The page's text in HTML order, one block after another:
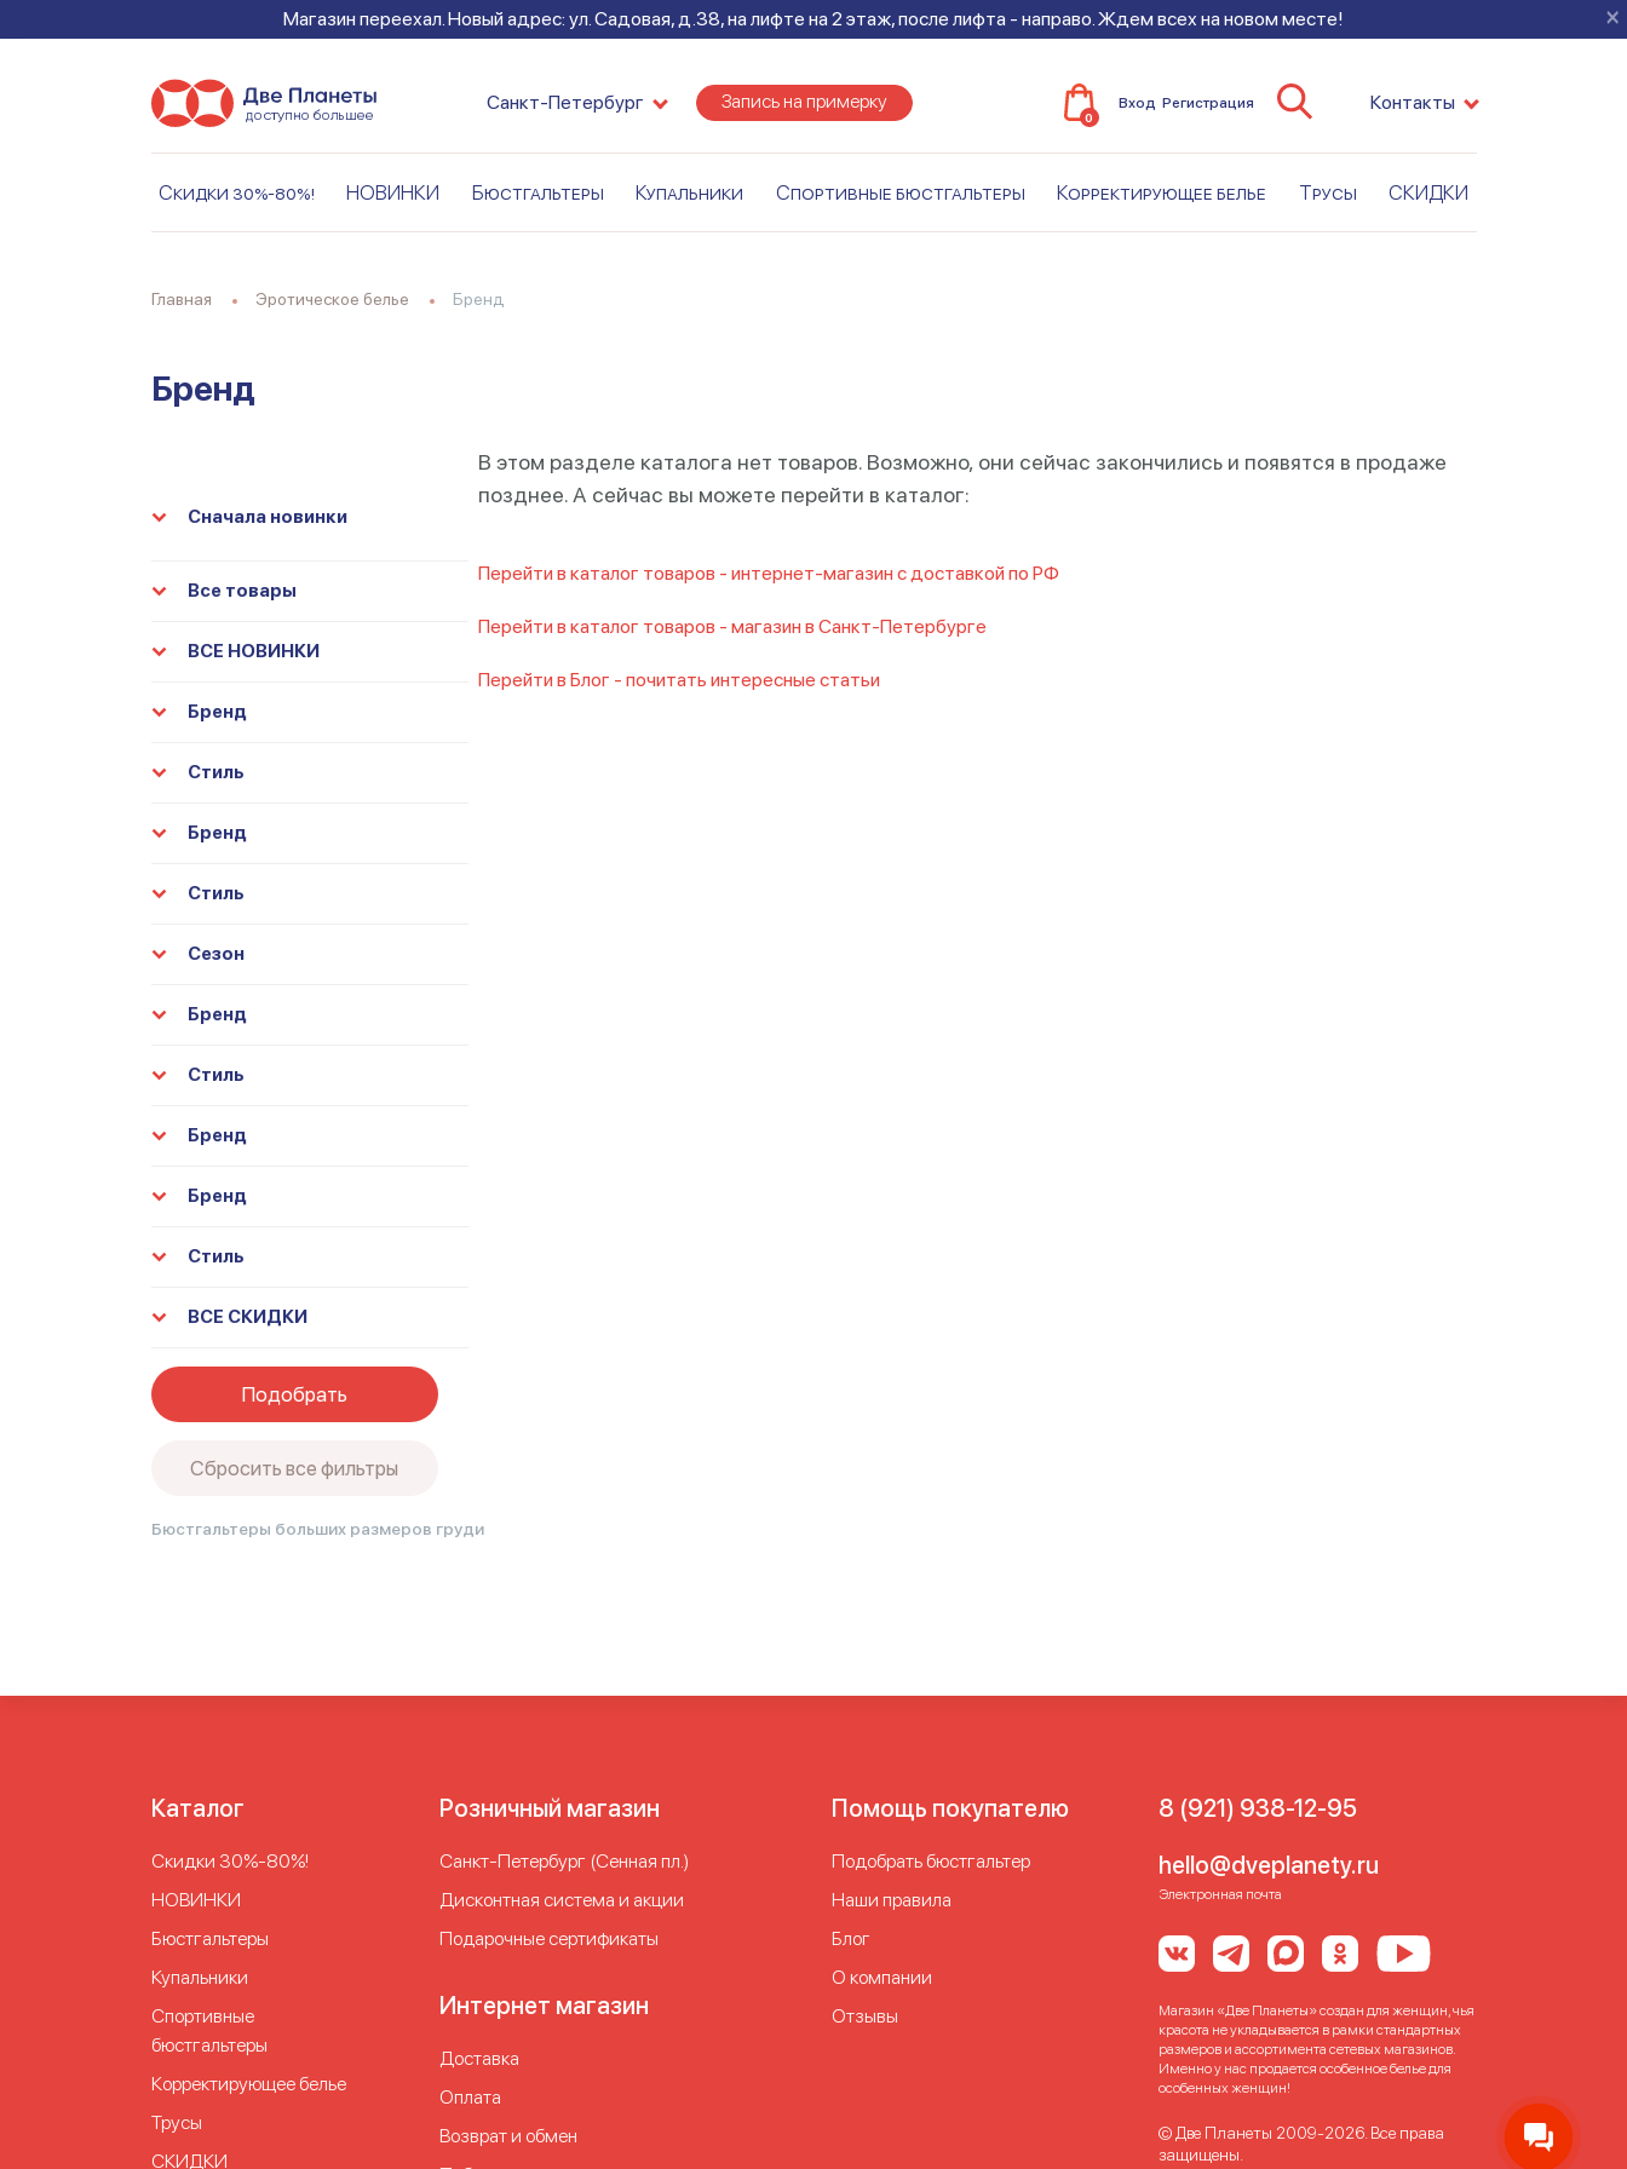
×
Магазин переехал. Новый адрес: ул. Садовая, д.38, на лифте на 2 этаж, после лифта - направо. Ждем всех на новом месте!
Санкт-Петербург Запись на примерку
0
Вход Регистрация Контакты
Скидки 30%-80%! НОВИНКИ Бюстгальтеры Купальники Спортивные бюстгальтеры Корректирующее белье Трусы СКИДКИ
Главная Эротическое белье Бренд
Бренд
Сначала новинки
Все товары
ВСЕ НОВИНКИ
Бренд
Стиль
Бренд
Стиль
Сезон
Бренд
Стиль
Бренд
Бренд
Стиль
ВСЕ СКИДКИ
Подобрать
Сбросить все фильтры
В этом разделе каталога нет товаров. Возможно, они сейчас закончились и появятся в продаже
позднее. А сейчас вы можете перейти в каталог:
Перейти в каталог товаров - интернет-магазин с доставкой по РФ
Перейти в каталог товаров - магазин в Санкт-Петербурге
Перейти в Блог - почитать интересные статьи
Бюстгальтеры больших размеров груди
Каталог
Скидки 30%-80%!
НОВИНКИ
Бюстгальтеры
Купальники
Спортивные
бюстгальтеры
Корректирующее белье
Трусы
СКИДКИ
Розничный магазин
Cанкт-Петербург (Сенная пл.)
Дисконтная система и акции
Подарочные сертификаты
Интернет магазин
Доставка
Оплата
Возврат и обмен
Помощь покупателю
Подобрать бюстгальтер
Наши правила
Блог
О компании
Отзывы
8 (921) 938-12-95
hello@dveplanety.ru
Электронная почта
Магазин «Две Планеты» создан для женщин, чья
красота не укладывается в рамки стандартных
размеров и ассортимента сетевых магазинов.
Именно у нас продается особенное белье для
особенных женщин!
© Две Планеты 2009-2026. Все права
защищены.